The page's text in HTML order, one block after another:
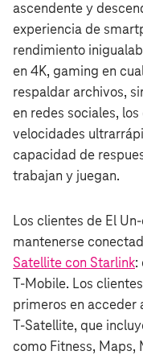
ascendente y
experiencia de
rendimiento
en 4K, gaming en
respaldar archivos,
en redes sociales,
velocidades
capacidad de
trabajan y juegan.
Los clientes de El
mantenerse
Satellite con Starlink:
T‑Mobile. Los
primeros en acceder
T-Satellite, que
como Fitness, Maps,